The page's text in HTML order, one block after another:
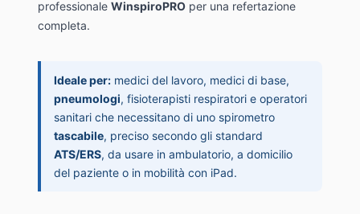
professionale WinspiroPRO per una refertazione
completa.
Ideale per: medici del lavoro, medici di base,
pneumologi, fisioterapisti respiratori e operatori
sanitari che necessitano di uno spirometro
tascabile, preciso secondo gli standard
ATS/ERS, da usare in ambulatorio, a domicilio
del paziente o in mobilità con iPad.